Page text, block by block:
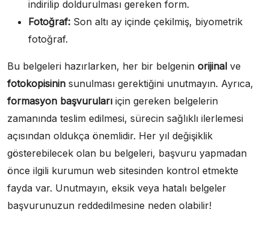
indirilip doldurulması gereken form.
Fotoğraf: Son altı ay içinde çekilmiş, biyometrik
fotoğraf.
Bu belgeleri hazırlarken, her bir belgenin orijinal ve
fotokopisinin sunulması gerektiğini unutmayın. Ayrıca,
formasyon başvuruları için gereken belgelerin
zamanında teslim edilmesi, sürecin sağlıklı ilerlemesi
açısından oldukça önemlidir. Her yıl değişiklik
gösterebilecek olan bu belgeleri, başvuru yapmadan
önce ilgili kurumun web sitesinden kontrol etmekte
fayda var. Unutmayın, eksik veya hatalı belgeler
başvurunuzun reddedilmesine neden olabilir!